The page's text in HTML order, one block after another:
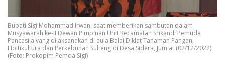
Bupati Sigi Mohammad Irwan, saat memberikan sambutan dalam
Musyawarah ke-II Dewan Pimpinan Unit Kecamatan Srikandi Pemuda
Pancasila yang dilaksanakan di aula Balai Diklat Tanaman Pangan,
Holtikultura dan Perkebunan Sulteng di Desa Sidera, Jum'at (02/12/2022).
(Foto: Prokopim Pemda Sigi)